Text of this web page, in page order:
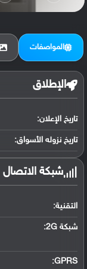
المواصفات
الإطلاق
تاريخ الإعلان:
تاريخ نزوله الأسواق:
شبكة الاتصال
التقنية:
شبكة 2G:
GPRS: